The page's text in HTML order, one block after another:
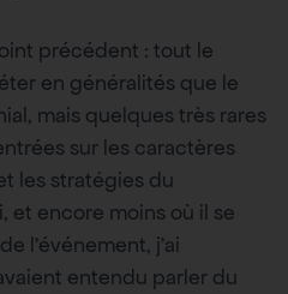
précédent : tout le
en généralités que le
mais quelques très rares
sur les caractères
les stratégies du
et encore moins où il se
l’événement, j’ai
entendu parler du